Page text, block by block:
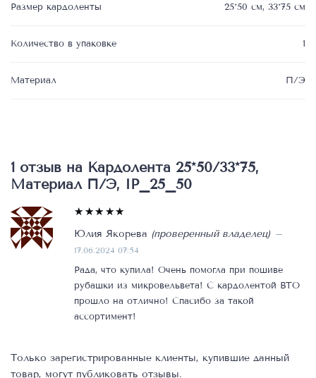
Размер кардоленты 25*50 см, 33*75 см
Количество в упаковке 1
Материал П/Э
1 отзыв на Кардолента 25*50/33*75,
Материал П/Э, IP_25_50
Оценка
Юлия Якорева (проверенный владелец) –
17.06.2024 07:54
Рада, что купила! Очень помогла при пошиве
рубашки из микровельвета! С кардолентой ВТО
прошло на отлично! Спасибо за такой
ассортимент!
Только зарегистрированные клиенты, купившие данный
товар, могут публиковать отзывы.